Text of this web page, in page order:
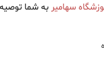
سهامیر به شما